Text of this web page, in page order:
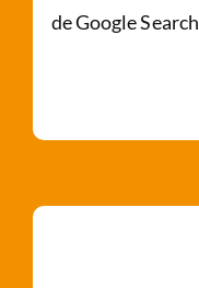
de Google